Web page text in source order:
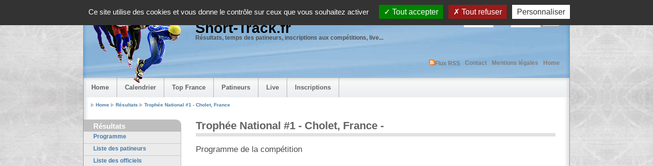
Ce site utilise des cookies et vous donne le contrôle sur ceux que vous souhaitez activer Tout accepter Tout refuser Personnaliser
Short-Track.fr
Résultats, temps des patineurs, inscriptions aux compétitions, live...
Home
Mentions légales
Contact
Flux RSS
Home Calendrier Top France Patineurs Live Inscriptions
Home Résultats Trophée National #1 - Cholet, France
Résultats
Programme
Liste des patineurs
Liste des officiels
Trophée National #1 - Cholet, France -
Programme de la compétition